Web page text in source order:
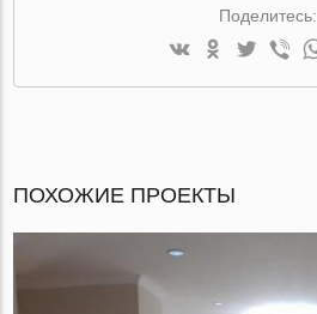
Поделитесь:
ПОХОЖИЕ ПРОЕКТЫ